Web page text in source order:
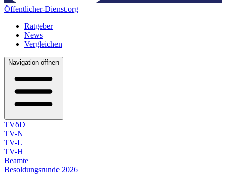
Öffentlicher-Dienst.org
Ratgeber
News
Vergleichen
Navigation öffnen
TVöD
TV-N
TV-L
TV-H
Beamte
Besoldungsrunde 2026